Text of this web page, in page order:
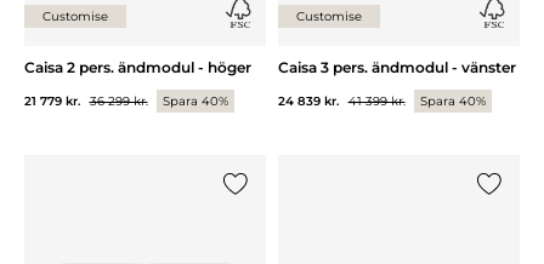
Customise
Caisa 2 pers. ändmodul - höger
21 779 kr. 36 299 kr. Spara 40%
Customise
Caisa 3 pers. ändmodul - vänster
24 839 kr. 41 399 kr. Spara 40%